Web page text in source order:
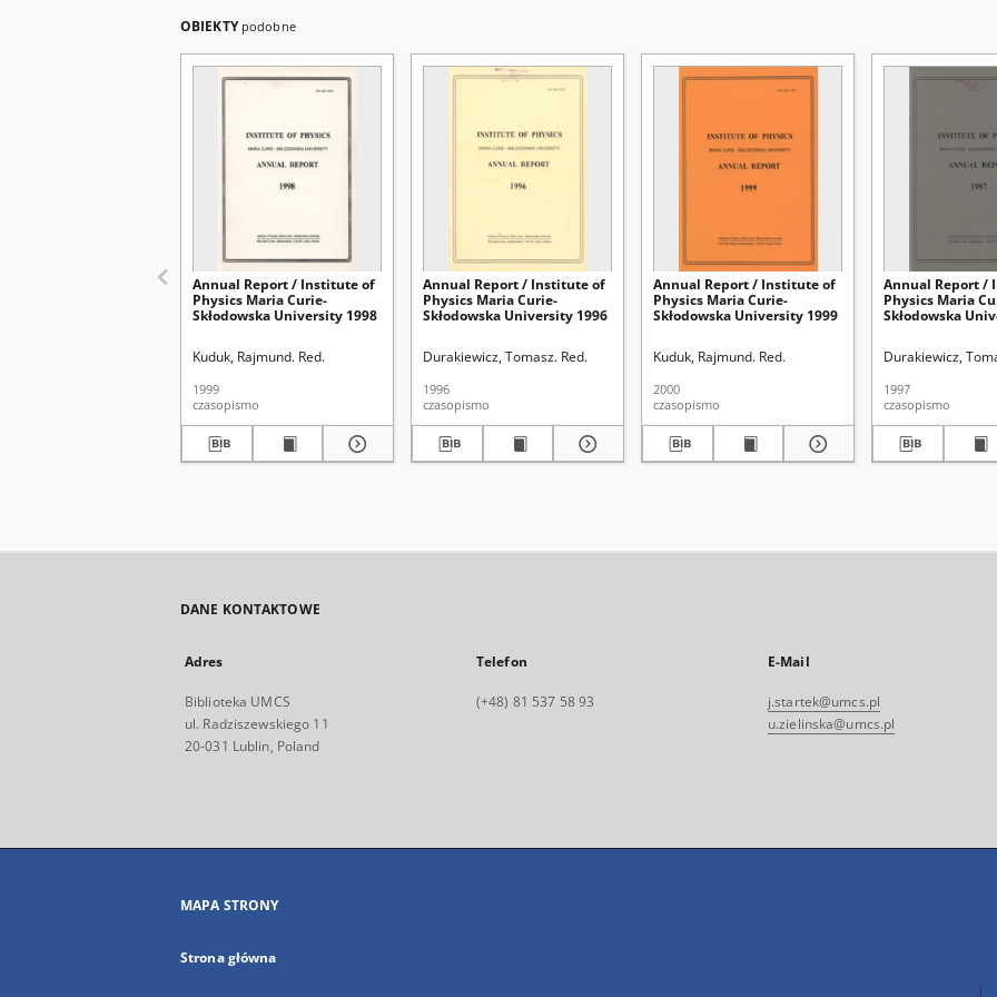
OBIEKTY podobne
Annual Report / Institute of
Physics Maria Curie-
Skłodowska University 1998
Kuduk, Rajmund. Red.
1999
czasopismo
Annual Report / Institute of
Physics Maria Curie-
Skłodowska University 1996
Durakiewicz, Tomasz. Red.
1996
czasopismo
Annual Report / Institute of
Physics Maria Curie-
Skłodowska University 1999
Kuduk, Rajmund. Red.
2000
czasopismo
Annual Report /
Physics Maria
Skłodowska
Durakiewicz,
1997
czasopismo
DANE KONTAKTOWE
Adres
Biblioteka UMCS
ul. Radziszewskiego 11
20-031 Lublin, Poland
Telefon
(+48) 81 537 58 93
E-Mail
j.startek@umcs.pl
u.zielinska@umcs.pl
MAPA STRONY
Strona główna